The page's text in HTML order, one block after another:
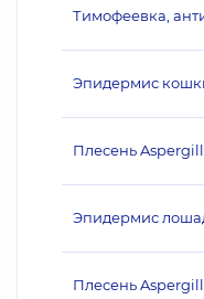
Тимофеевка,
Эпидермис
Плесень
Эпидермис
Плесень